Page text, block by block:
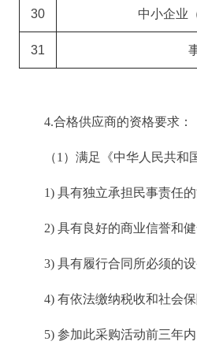
30 中小企业
31
4.合格供应商的资格要求：
（1）满足《中华人民共
1) 具有独立承担民事责任的
2) 具有良好的商业信誉和
3) 具有履行合同所必须的
4) 有依法缴纳税收和社会
5) 参加此采购活动前三年